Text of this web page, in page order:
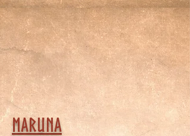
Maruna